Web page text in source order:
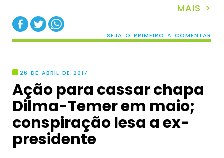
MAIS >
SEJA O PRIMEIRO A COMENTAR
26 DE ABRIL DE 2017
Ação para cassar chapa
Dilma-Temer em maio;
conspiração lesa a ex-
presidente